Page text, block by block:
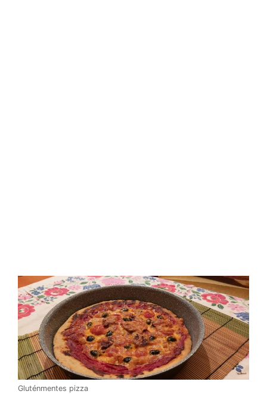
Gluténmentes pizza